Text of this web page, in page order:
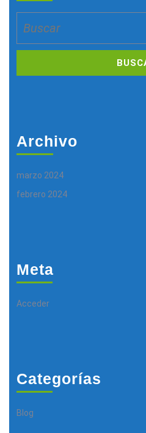
Archivo
marzo 2024
febrero 2024
Meta
Acceder
Categorías
Blog